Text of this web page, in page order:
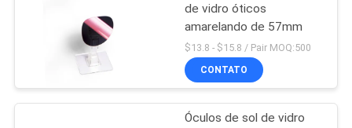
CITAÇÕES
MAPA
de vidro óticos
amarelando de 57mm
$13.8 - $15.8 / Pair MOQ:500
CONTATO
Óculos de sol de vidro